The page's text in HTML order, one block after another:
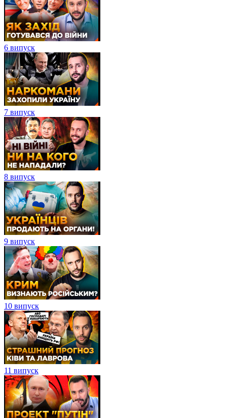
6 випуск
7 випуск
8 випуск
9 випуск
10 випуск
11 випуск